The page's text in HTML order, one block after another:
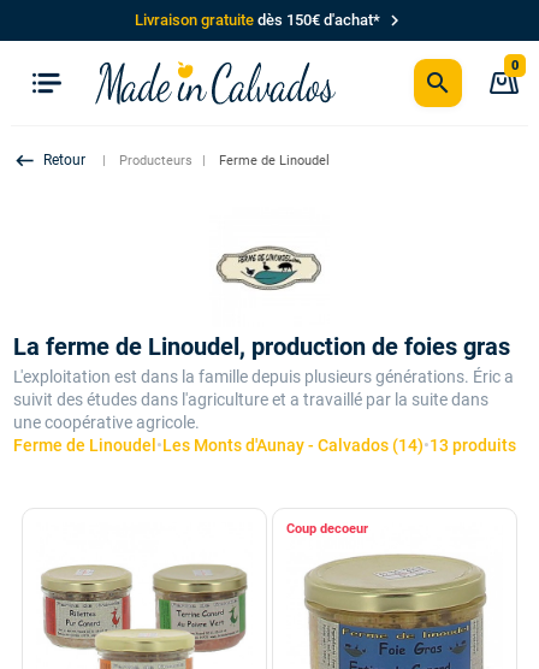
Livraison gratuitedès 150€ d'achat* chevron_right
search
0
keyboard_backspace Producteurs Ferme de Linoudel
La ferme de Linoudel, production de foies gras
L'exploitation est dans la famille depuis plusieurs générations. Éric a
suivit des études dans l'agriculture et a travaillé par la suite dans
une coopérative agricole.
Ferme de Linoudel •Les Monts d'Aunay - Calvados (14)•13 produits
Coup de